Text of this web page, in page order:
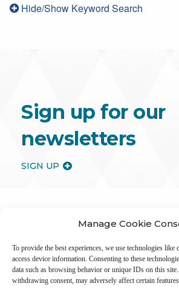
Manage Cookie
To provide the best experiences, we use technologies like
access device information. Consenting to these
data such as browsing behavior or unique IDs on this
withdrawing consent, may adversely affect certain
Hide/Show Keyword Search
Sign up for our
newsletters
SIGN UP